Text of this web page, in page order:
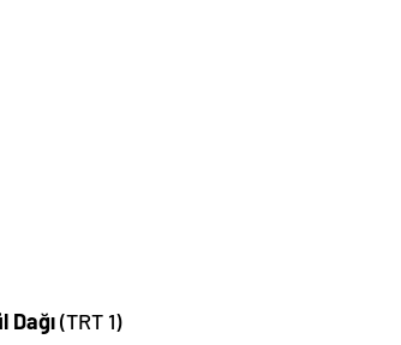
Dağı(TRT 1)